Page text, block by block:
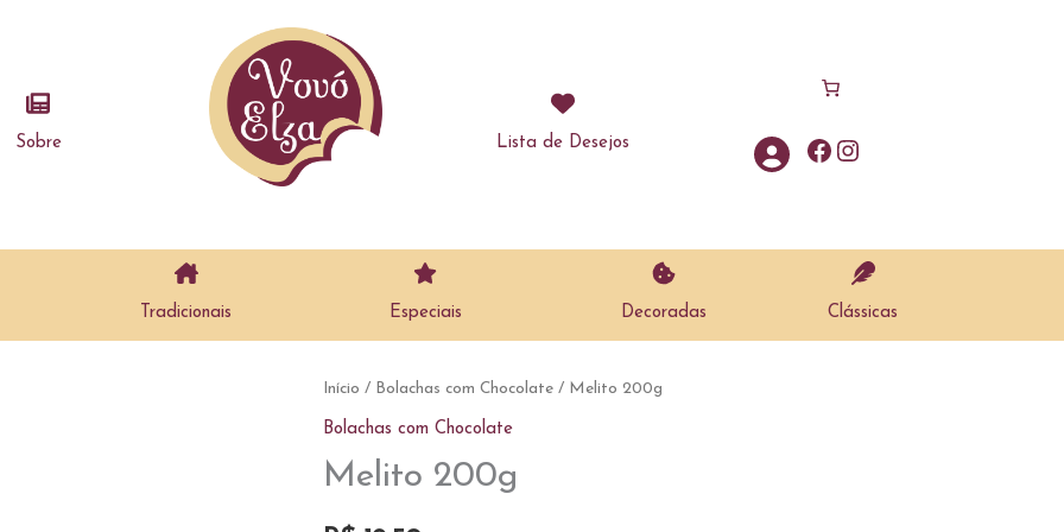
Sobre Lista de Desejos Facebook Instagram
Tradicionais Especiais Decoradas Clássicas
Início / Bolachas com Chocolate / Melito 200g
Bolachas com Chocolate
Melito 200g